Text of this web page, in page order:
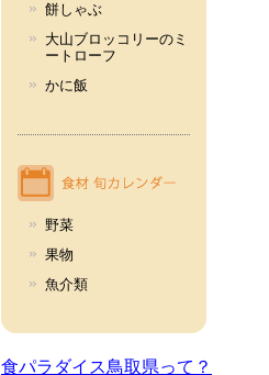
餅しゃぶ
大山ブロッコリーのミ
ートローフ
かに飯
野菜
果物
魚介類
食パラダイス鳥取県って？